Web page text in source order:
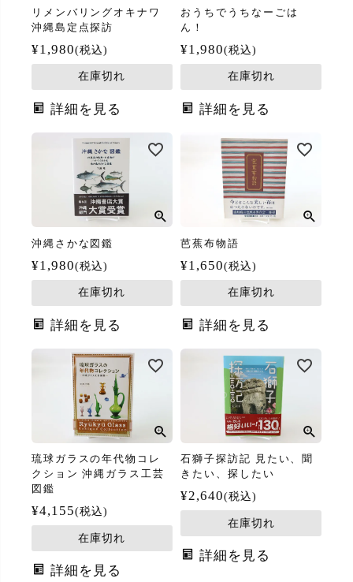
リメンバリングオキナワ
沖縄島定点探訪
¥1,980 税込
在庫切れ
詳細を見る
おうちでうちなーごは
ん！
¥1,980 税込
在庫切れ
詳細を見る
沖縄さかな図鑑
¥1,980 税込
在庫切れ
詳細を見る
芭蕉布物語
¥1,650 税込
在庫切れ
詳細を見る
琉球ガラスの年代物コレ
クション 沖縄ガラス工芸
図鑑
¥4,155 税込
在庫切れ
詳細を見る
石獅子探訪記 見たい、聞
きたい、探したい
¥2,640 税込
在庫切れ
詳細を見る